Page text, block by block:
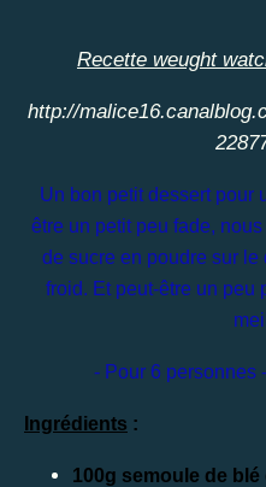
Recette weught
http://
Un bon petit dessert pour
être un petit peu fade,
de sucre en poudre sur
froid. Et peut-être un peu
- Pour 6 personnes -
Ingrédients :
​100g semoule de blé